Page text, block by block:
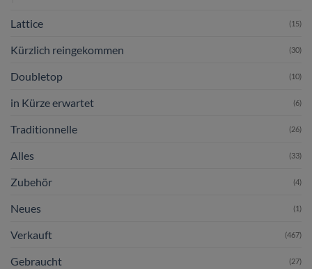
Lattice (15)
Kürzlich reingekommen (30)
Doubletop (10)
in Kürze erwartet (6)
Traditionnelle (26)
Alles (33)
Zubehör (4)
Neues (1)
Verkauft (467)
Gebraucht (27)